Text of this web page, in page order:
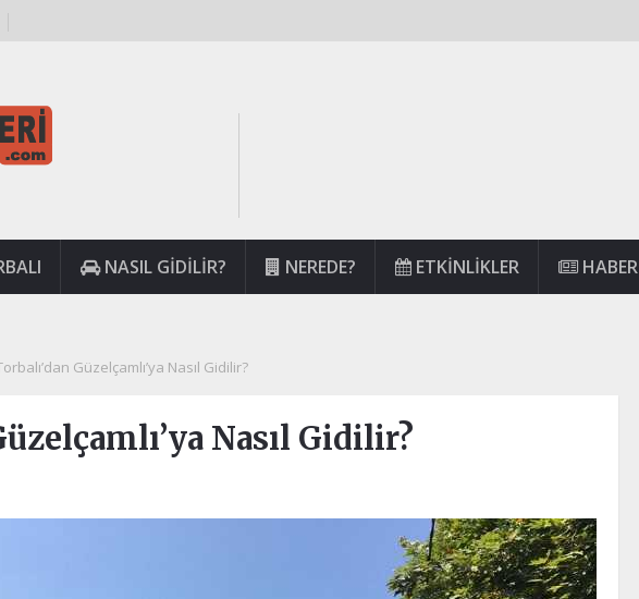
NASIL GIDILIR? NEREDE? ETKINLIKLER HABER
Güzelçamlı’ya Nasıl Gidilir?
Nasıl Gidilir?